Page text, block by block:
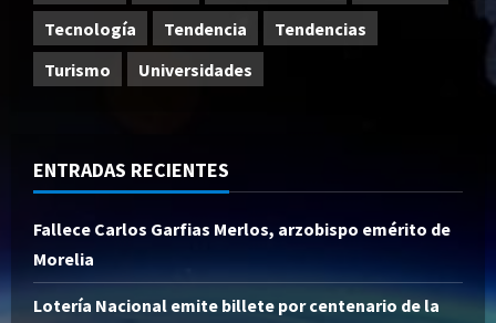
Tecnología
Tendencia
Tendencias
Turismo
Universidades
ENTRADAS RECIENTES
Fallece Carlos Garfias Merlos, arzobispo emérito de
Morelia
Lotería Nacional emite billete por centenario de la